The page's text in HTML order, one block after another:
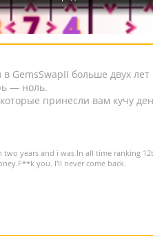
GemsSwapII больше двух
— ноль.
принесли вам кучу
years and i was In all time ranking
you. I'll never come back.